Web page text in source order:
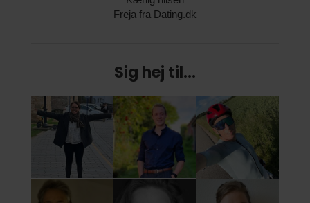
Freja fra Dating.dk
Sig hej til...